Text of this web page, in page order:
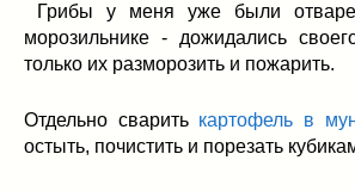
Грибы у меня уже были
морозильнике - дожидались
только их разморозить и пожарить.
Отдельно сварить картофель в
остыть, почистить и порезать